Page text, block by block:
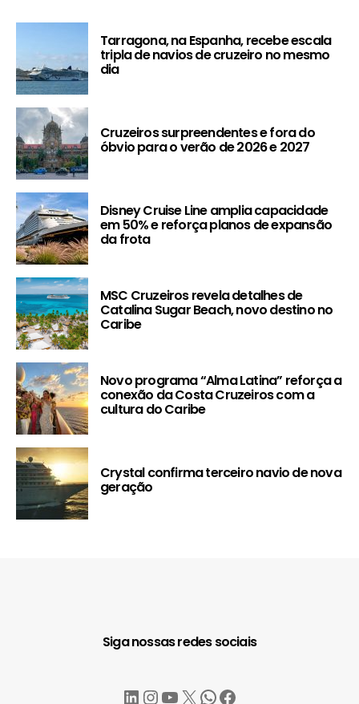
Tarragona, na Espanha, recebe escala
tripla de navios de cruzeiro no mesmo
dia
Cruzeiros surpreendentes e fora do
óbvio para o verão de 2026 e 2027
Disney Cruise Line amplia capacidade
em 50% e reforça planos de expansão
da frota
MSC Cruzeiros revela detalhes de
Catalina Sugar Beach, novo destino no
Caribe
Novo programa “Alma Latina” reforça a
conexão da Costa Cruzeiros com a
cultura do Caribe
Crystal confirma terceiro navio de nova
geração
Siga nossas redes sociais
LinkedIn
Instagram
YouTube
X WhatsApp
Facebook